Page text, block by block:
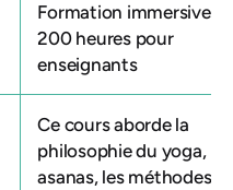
Formation immersive
200 heures pour
enseignants
Ce cours aborde la
philosophie du yoga, les
asanas, les méthodes